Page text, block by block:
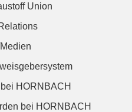
Union
HORNBACH
bei HORNBACH